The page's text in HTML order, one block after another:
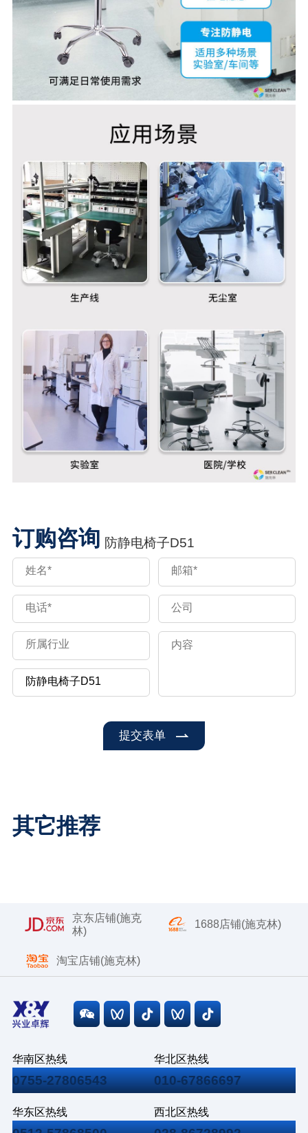
订购咨询 防静电椅子D51
提交表单
其它推荐
京东店铺(施克
林)
1688店铺(施克林)
淘宝店铺(施克林)
华南区热线
0755-27806543
华北区热线
010-67866697
华东区热线 西北区热线